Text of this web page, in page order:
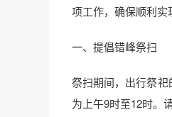
项工作，确保顺利实
一、提倡错峰祭扫
祭扫期间，出行祭
为上午9时至12时。